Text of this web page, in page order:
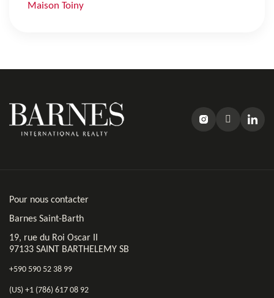
Maison Toiny
Pour nous contacter
Barnes Saint-Barth
19, rue du Roi Oscar II
97133 SAINT BARTHELEMY SB
+590 590 52 38 99
(US) +1 (786) 617 08 92